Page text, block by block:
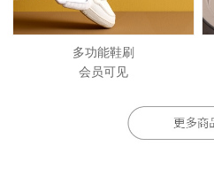
多功能鞋刷
会员可见